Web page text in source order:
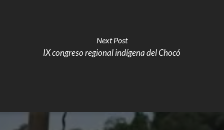
Next Post
IX congreso regional indígena del Chocó